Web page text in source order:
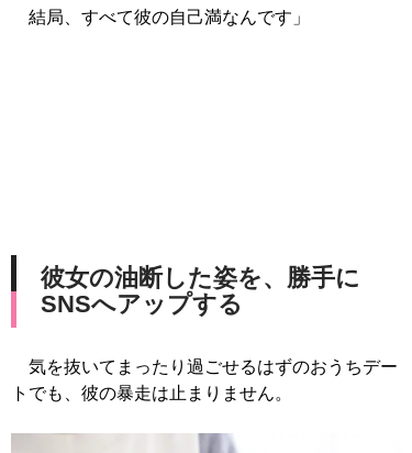
結局、すべて彼の自己満なんです」
彼女の油断した姿を、勝手に
SNSへアップする
気を抜いてまったり過ごせるはずのおうちデー
トでも、彼の暴走は止まりません。